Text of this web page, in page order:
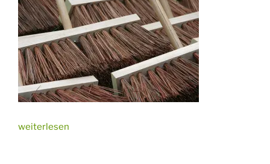
„Frühjahrsputz
weiterlesen